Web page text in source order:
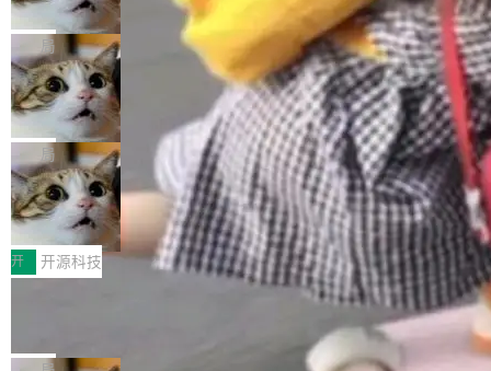
O而言，这提示了一个转变：AI测试正在从效率
工具升级为企业的质量基础设施。 CIO面对的新
现实 过去两年，CIO们的焦虑清单上多了两项：
一是如何让大模型和智能体应用安全地从PoC走
向生产，二是如何让测试团队跟得上AI应用...
型系统的学术体操，是日常编码的思维方式。 文
章从一个简单的例子切入。一个网站的深色主题
设置，如果用布尔值 + 可空字段来表示——bool
ean 表示是否可切换，nullable 的默认模式、浅
色方案、深色方案——会产生大量无意义的组
合。方案缺了、配置冲突了、全 null 了。要知道
哪些组合有效，作者说，你得靠"文档、校验、或
者部落知识"。 换个写法。Rust 的 enum，两个
变体：Switchable...
dflare OS
Cloudflare 发布了一个开源项目 Cloudflare O
S。如果你只看官方博客，你会觉得这是又一
个"AI 知识库 + 聊天机器人"——每个大厂都在
做，没什么新鲜的。 但 Kenton Varda 在 Twitte
r 上把事情说清楚了： 今天我们发布了 Cloudfla
re OS，一个带连接器的聊天机器人，跟其他所
有科技公司做的一样。只不过，实际上它不一
样。这是 Sandstorm.io 的重制版，我十年前的
那个创业公司。不同的是，这次它构建在 Cloudf
lare Workers 上——我花了九年时间搭建的平台
——并且深度集成了 AI。这基本上是我十年秘密
局
Deno 团队开源 Celld，可自托管的分
布式 Durable Objects
Ryan Dahl 领导的 Deno 团队推出了最新开源项
目 Celld，一个能在自己机器上运行 Cloudflare
Workers 和 Durable Objects 的守护进程。 设
计思路很直接：每个对象是一个独立的 SQLite
数据库，按名称寻址，复制到你自己的 S3 兼容
存储库里。节点之间只通过这个存储库协调——
没有控制平面，没有共识协议。每个对象自带一
个小型数据库，应用天然按分片构建，单个数据
库的竞争和爆炸半径问题在设计层面就被消除
了。 闲置的 cell 会休眠到几乎不占资源。当 cel
局
鲁大师7月新机性能/流畅/AI榜：vivo夺
性能、流畅双第一，三星Galaxy Z系列
新折叠缺席
2026年7月的手机市场，由于存储等硬件成本暴
增，手机厂商的日子也不好过啊，新机速度明显
放缓，因此硝烟味淡了许多。新机参数规格除开
Fold8 / Z Flip8）外，其余要么是中低端机器，
例如iQOO Z11i、REDMI Note 17、REDMI No
开 开源科技
Zed 编辑器团队发布了新项目——DeltaDB，一
个在 git commit 之间记录每一次编辑操作的版